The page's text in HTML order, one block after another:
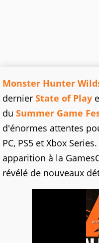
Monster Hunter
dernier State of Play
du Summer Game
d'énormes attentes
PC, PS5 et Xbox
apparition à la
révélé de nouveaux